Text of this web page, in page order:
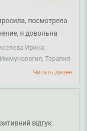
посмотрела
я довольна
Ирина
Терапия
Читать далее
відгук.